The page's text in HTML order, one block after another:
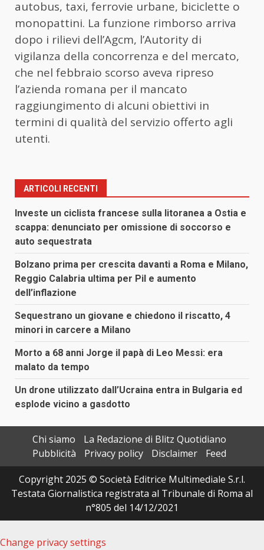
autobus, taxi, ferrovie urbane, biciclette o
monopattini. La funzione rimborso arriva
dopo i rilievi dell’Agcm, l’Autority di
vigilanza della concorrenza e del mercato,
che nel febbraio scorso aveva ripreso
l’azienda romana per il mancato
raggiungimento di alcuni obiettivi in
termini di qualità del servizio offerto agli
utenti.
ARTICOLI RECENTI
Investe un ciclista francese sulla litoranea a Ostia e
scappa: denunciato per omissione di soccorso e
auto sequestrata
Bolzano prima per crescita davanti a Roma e Milano,
Reggio Calabria ultima per Pil e aumento
dell’inflazione
Sequestrano un giovane e chiedono il riscatto, 4
minori in carcere a Milano
Morto a 68 anni Jorge il papà di Leo Messi: era
malato da tempo
Un drone utilizzato dall’Ucraina entra in Bulgaria ed
esplode vicino a gasdotto
Chi siamo
La Redazione di Blitz Quotidiano
Pubblicità
Privacy policy Disclaimer
Feed
Copyright 2025 © Società Editrice Multimediale S.r.l.
Testata Giornalistica registrata al Tribunale di Roma al
n°805 del 14/12/2021
Change privacy settings